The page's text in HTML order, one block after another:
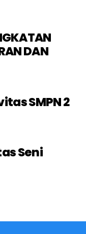
DAN
SMPN 2
Seni